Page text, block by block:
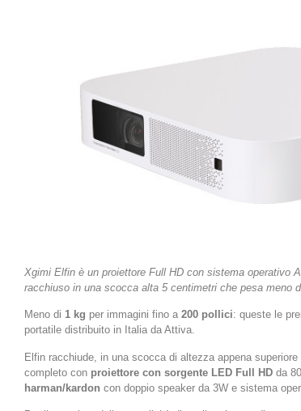
Xgimi Elfin è un proiettore Full HD con sistema operativo
racchiuso in una scocca alta 5 centimetri che pesa meno
Meno di 1 kg per immagini fino a 200 pollici: queste le
portatile distribuito in Italia da Attiva.
Elfin racchiude, in una scocca di altezza appena
completo con proiettore con sorgente LED Full HD da
harman/kardon con doppio speaker da 3W e sistema